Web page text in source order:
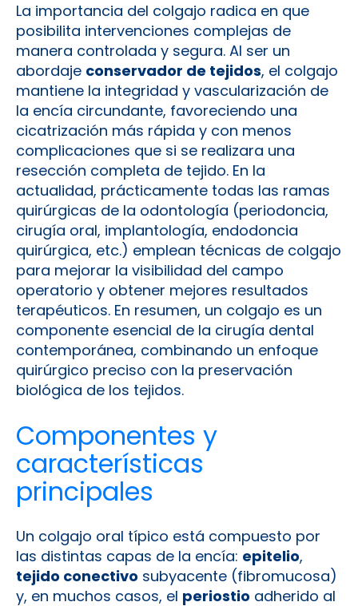
La importancia del colgajo radica en que
posibilita intervenciones complejas de
manera controlada y segura. Al ser un
abordaje conservador de tejidos, el colgajo
mantiene la integridad y vascularización de
la encía circundante, favoreciendo una
cicatrización más rápida y con menos
complicaciones que si se realizara una
resección completa de tejido. En la
actualidad, prácticamente todas las ramas
quirúrgicas de la odontología (periodoncia,
cirugía oral, implantología, endodoncia
quirúrgica, etc.) emplean técnicas de colgajo
para mejorar la visibilidad del campo
operatorio y obtener mejores resultados
terapéuticos. En resumen, un colgajo es un
componente esencial de la cirugía dental
contemporánea, combinando un enfoque
quirúrgico preciso con la preservación
biológica de los tejidos.
Componentes y
características
principales
Un colgajo oral típico está compuesto por
las distintas capas de la encía: epitelio,
tejido conectivo subyacente (fibromucosa)
y, en muchos casos, el periostio adherido al